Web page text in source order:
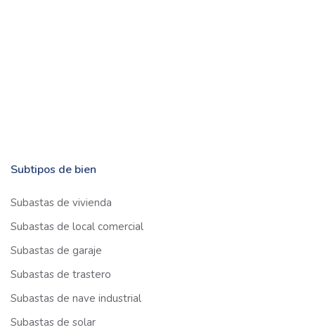
Subtipos de bien
Subastas de vivienda
Subastas de local comercial
Subastas de garaje
Subastas de trastero
Subastas de nave industrial
Subastas de solar